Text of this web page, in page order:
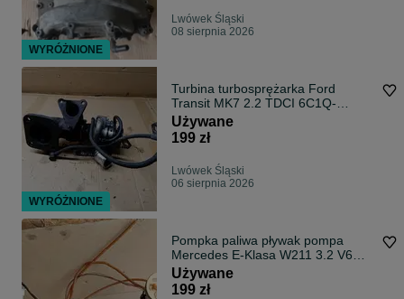
Lwówek Śląski
08 sierpnia 2026
Turbina turbosprężarka Ford
Transit MK7 2.2 TDCI 6C1Q-
6K682-CD
Używane
199 zł
Lwówek Śląski
06 sierpnia 2026
Pompka paliwa pływak pompa
Mercedes E-Klasa W211 3.2 V6
A2114701441
Używane
199 zł
WYRÓŻNIONE
WYRÓŻNIONE